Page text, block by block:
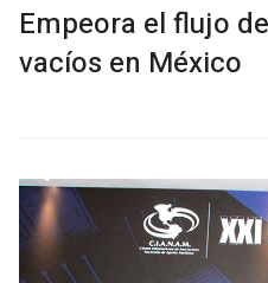
Empeora el flujo
vacíos en México